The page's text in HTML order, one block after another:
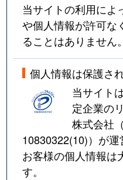
当サイトの利用によ
や個人情報が許可な
ることはありません。
個人情報は保護さ
当サイト
定企業の
株式会社
10830322(10)）が運
お客様の個人情報は
す。